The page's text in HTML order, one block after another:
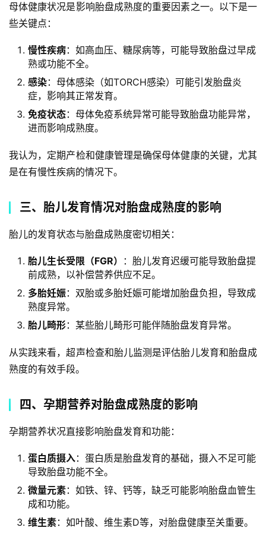
母体健康状况是影响胎盘成熟度的重要因素之一。以下是一
些关键点：
慢性疾病：如高血压、糖尿病等，可能导致胎盘过早成
熟或功能不全。
感染：母体感染（如TORCH感染）可能引发胎盘炎
症，影响其正常发育。
免疫状态：母体免疫系统异常可能导致胎盘功能异常，
进而影响成熟度。
我认为，定期产检和健康管理是确保母体健康的关键，尤其
是在有慢性疾病的情况下。
三、胎儿发育情况对胎盘成熟度的影响
胎儿的发育状态与胎盘成熟度密切相关：
胎儿生长受限（FGR）
：胎儿发育迟缓可能导致胎盘提
前成熟，以补偿营养供应不足。
多胎妊娠：双胎或多胎妊娠可能增加胎盘负担，导致成
熟度异常。
胎儿畸形：某些胎儿畸形可能伴随胎盘发育异常。
从实践来看，超声检查和胎儿监测是评估胎儿发育和胎盘成
熟度的有效手段。
四、孕期营养对胎盘成熟度的影响
孕期营养状况直接影响胎盘发育和功能：
蛋白质摄入：蛋白质是胎盘发育的基础，摄入不足可能
导致胎盘功能不全。
微量元素：如铁、锌、钙等，缺乏可能影响胎盘血管生
成和功能。
维生素：如叶酸、维生素D等，对胎盘健康至关重要。